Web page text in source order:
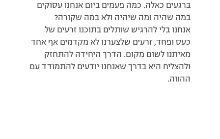
ברגעים כאלה. כמה פעמים ביום אנחנו עסוקים
במה שהיה ומה שיהיה ולא במה שקורה?
אנחנו בלי להרגיש שותלים בתוכנו זרעים של
כעס ופחד, זרעים שלצערנו לא מקדמים אף אחד
מאיתנו לשום מקום. הדרך היחידה להתחזק
ולהצליח היא בדרך שאנחנו יודעים להתמודד עם
ההווה.